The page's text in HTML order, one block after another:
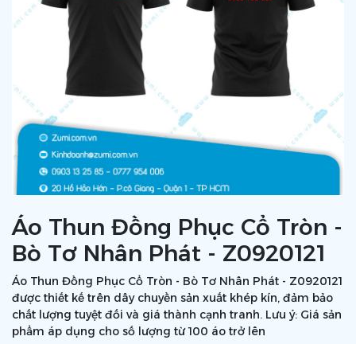
Áo Thun Đồng Phục Cổ Tròn -
Bò Tơ Nhân Phát - Z0920121
Áo Thun Đồng Phục Cổ Tròn - Bò Tơ Nhân Phát - Z0920121
được thiết kế trên dây chuyền sản xuất khép kín, đảm bảo
chất lượng tuyệt đối và giá thành cạnh tranh. Lưu ý: Giá sản
phẩm áp dụng cho số lượng từ 100 áo trở lên